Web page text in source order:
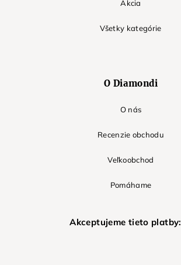
Akcia
Všetky kategórie
O Diamondi
O nás
Recenzie obchodu
Veľkoobchod
Pomáhame
Akceptujeme tieto platby: